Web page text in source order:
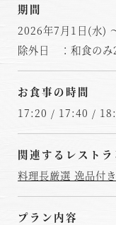
期間
2026年7月1日(水)
除外日 ：和食のみ
お食事の時間
17:20 / 17:40 /
関連するレスト
料理長厳選 逸品
プラン内容